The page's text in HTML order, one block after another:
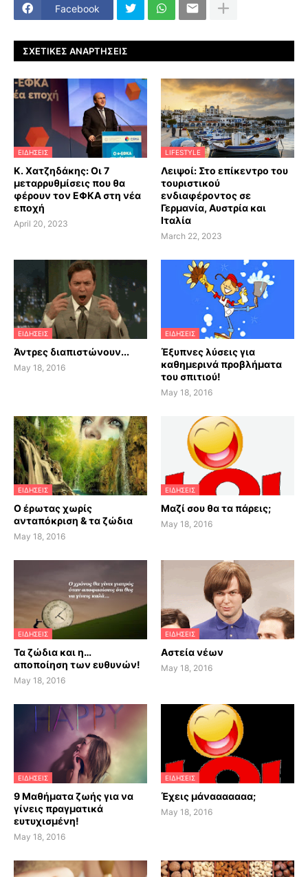
Facebook
ΣΧΕΤΙΚΈΣ ΑΝΑΡΤΉΣΕΙΣ
ΕΙΔΗΣΕΙΣ
Κ. Χατζηδάκης: Οι 7
μεταρρυθμίσεις που θα
φέρουν τον ΕΦΚΑ στη νέα
εποχή
April 20, 2023
LIFESTYLE
Λειψοί: Στο επίκεντρο του
τουριστικού
ενδιαφέροντος σε
Γερμανία, Αυστρία και
Ιταλία
March 22, 2023
ΕΙΔΗΣΕΙΣ
Άντρες διαπιστώνουν...
May 18, 2016
ΕΙΔΗΣΕΙΣ
Έξυπνες λύσεις για
καθημερινά προβλήματα
του σπιτιού!
May 18, 2016
ΕΙΔΗΣΕΙΣ
Ο έρωτας χωρίς
ανταπόκριση & τα ζώδια
May 18, 2016
ΕΙΔΗΣΕΙΣ
Μαζί σου θα τα πάρεις;
May 18, 2016
ΕΙΔΗΣΕΙΣ
Τα ζώδια και η…
αποποίηση των ευθυνών!
May 18, 2016
ΕΙΔΗΣΕΙΣ
Αστεία νέων
May 18, 2016
ΕΙΔΗΣΕΙΣ
9 Μαθήματα ζωής για να
γίνεις πραγματικά
ευτυχισμένη!
May 18, 2016
ΕΙΔΗΣΕΙΣ
Έχεις μάνααααααα;
May 18, 2016